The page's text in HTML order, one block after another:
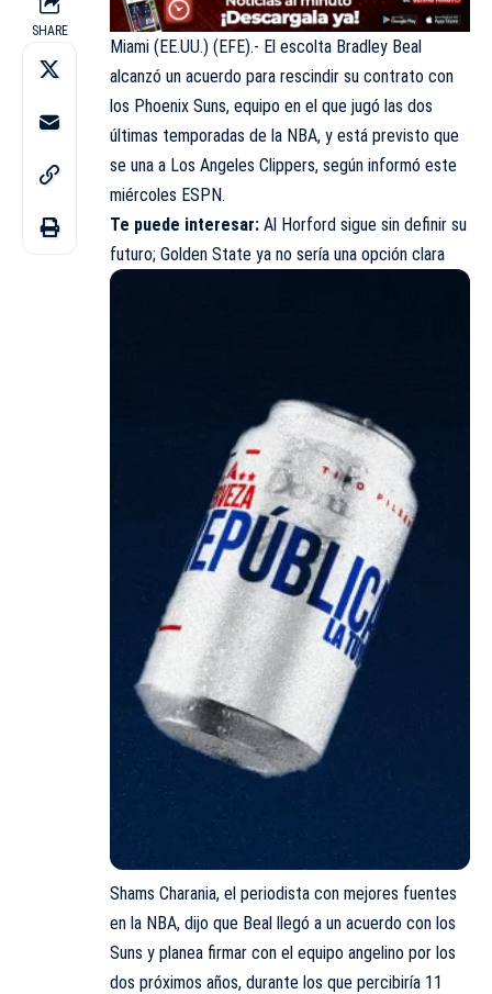
SHARE
Miami (EE.UU.) (EFE).- El escolta Bradley Beal
alcanzó un acuerdo para rescindir su contrato con
los Phoenix Suns, equipo en el que jugó las dos
últimas temporadas de la NBA, y está previsto que
se una a Los Angeles Clippers, según informó este
miércoles ESPN.
Te puede interesar: Al Horford sigue sin definir su
futuro; Golden State ya no sería una opción clara
Shams Charania, el periodista con mejores fuentes
en la NBA, dijo que Beal llegó a un acuerdo con los
Suns y planea firmar con el equipo angelino por los
dos próximos años, durante los que percibiría 11